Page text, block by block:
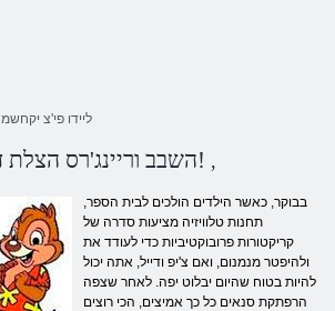
ליידו פי'צ יקחשמ
השבב וריינג'רס הצלת דייל! ,
בבוקר, כאשר הילדים הולכים לבית הספר,
תחנות טלוויזיה מציעות סדרה של
קריקטורות פרובוקטיביות כדי לעודד את
ולהיפטר מנמנום, ואם צ'יפ ודייל, אתה יכול
להיות בטוח שהיום יבלוט יפה. לאחר שצפה
הרפתקת סנאים כל כך אמיצים, הכי רוצים